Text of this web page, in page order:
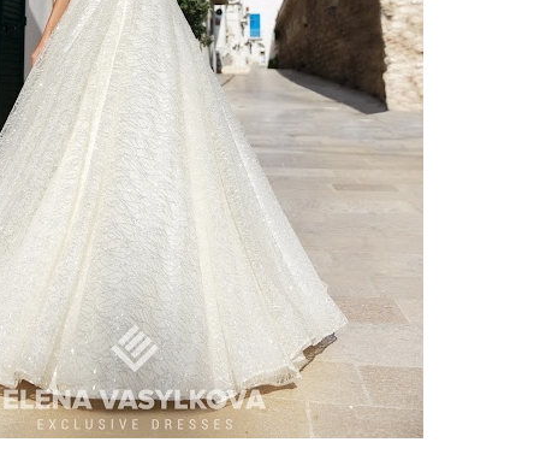
По стилю
Русалка Принцесса